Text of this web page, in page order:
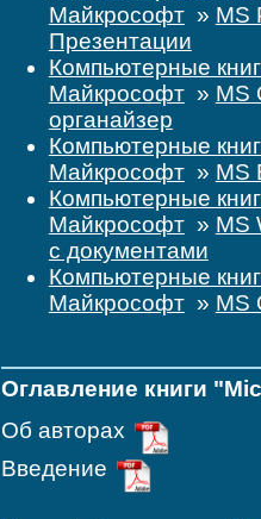
Майкрософт» MS
Презентации
Компьютерные
Майкрософт» MS
органайзер
Компьютерные
Майкрософт» MS
Компьютерные
Майкрософт» MS
с документами
Компьютерные
Майкрософт» MS
Оглавление книги
Об авторах
Введение